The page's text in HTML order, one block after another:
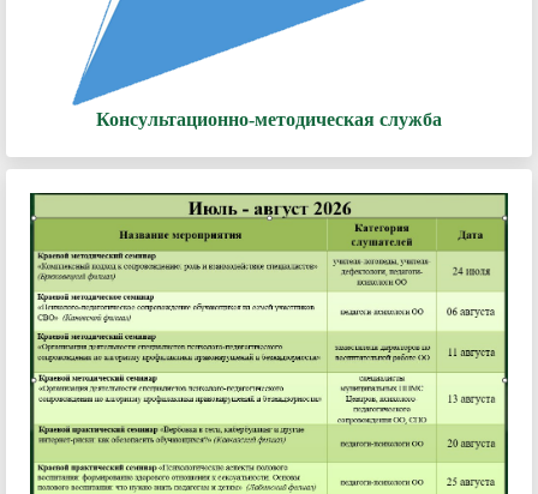
Консультационно-методическая служба